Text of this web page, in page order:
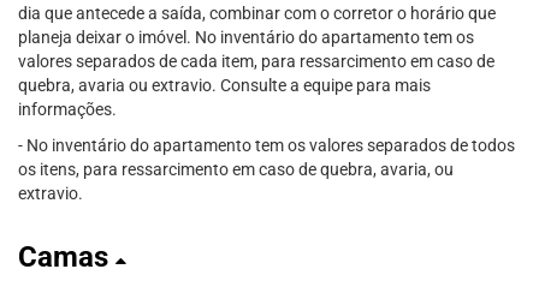
dia que antecede a saída, combinar com o corretor o horário que
planeja deixar o imóvel. No inventário do apartamento tem os
valores separados de cada item, para ressarcimento em caso de
quebra, avaria ou extravio. Consulte a equipe para mais
informações.
- No inventário do apartamento tem os valores separados de todos
os itens, para ressarcimento em caso de quebra, avaria, ou
extravio.
Camas